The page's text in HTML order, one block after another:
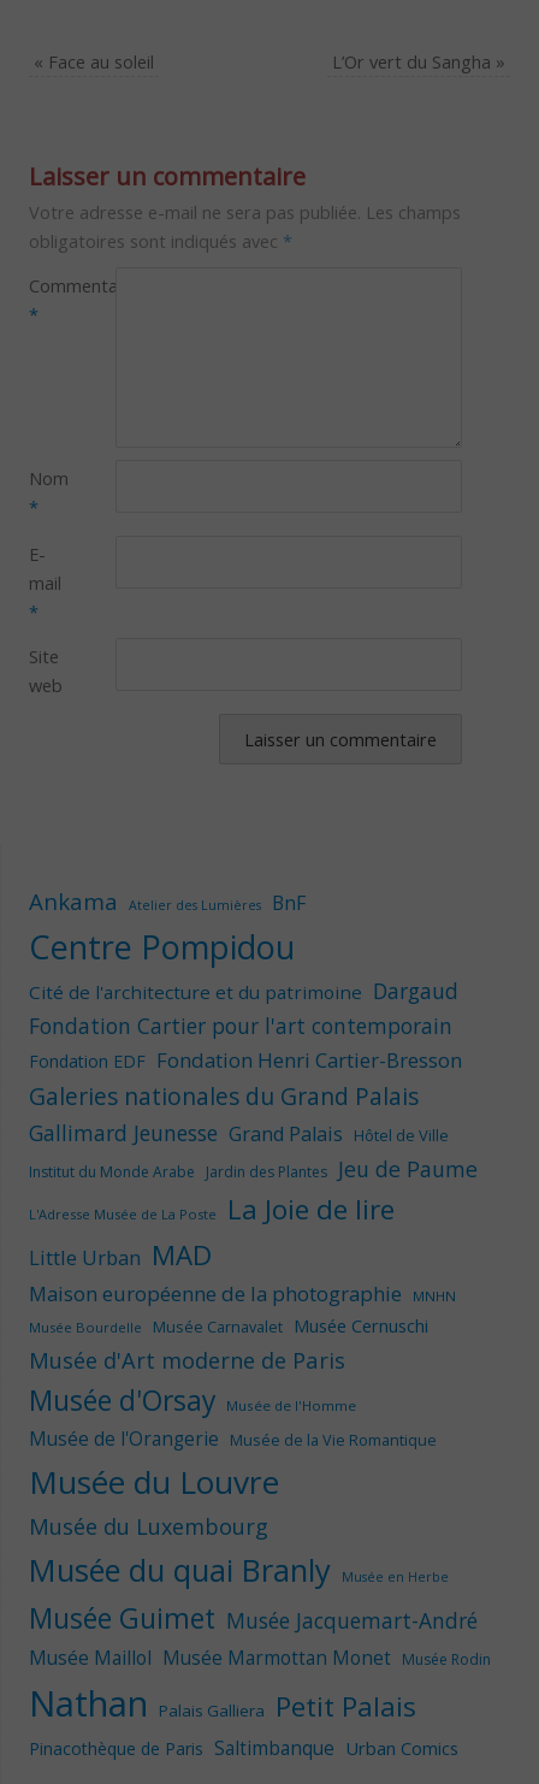
« Face au soleil L’Or vert du Sangha »
Laisser un commentaire
Votre adresse e-mail ne sera pas publiée. Les champs
obligatoires sont indiqués avec *
Commentaire
*
Nom
*
E-
mail
*
Site
web
Ankama Atelier des Lumières BnF
Centre Pompidou
Cité de l'architecture et du patrimoine Dargaud
Fondation Cartier pour l'art contemporain
Fondation EDF Fondation Henri Cartier-Bresson
Galeries nationales du Grand Palais
Gallimard Jeunesse Grand Palais Hôtel de Ville
Institut du Monde Arabe Jardin des Plantes Jeu de Paume
L'Adresse Musée de La Poste La Joie de lire
Little Urban MAD
Maison européenne de la photographie
MNHN
Musée Bourdelle
Musée Carnavalet Musée Cernuschi
Musée d'Art moderne de Paris
Musée d'Orsay Musée de l'Homme
Musée de l'Orangerie Musée de la Vie Romantique
Musée du Louvre
Musée du Luxembourg
Musée du quai Branly Musée en Herbe
Musée Guimet Musée Jacquemart-André
Musée Maillol Musée Marmottan Monet Musée Rodin
Nathan Palais Galliera Petit Palais
Pinacothèque de Paris Saltimbanque Urban Comics